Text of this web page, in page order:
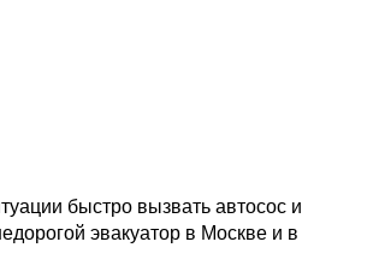
быстро вызвать автосос и
эвакуатор в Москве и в